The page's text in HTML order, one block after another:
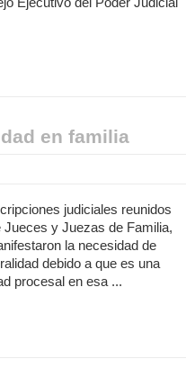
en familia
judiciales reunidos
y Juezas de Familia,
la necesidad de
debido a que es una
procesal en esa ...